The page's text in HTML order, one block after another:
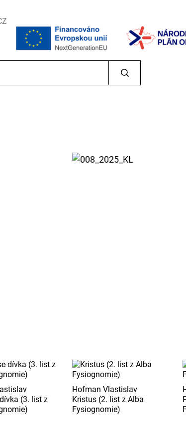
(3. list z
Hofman Vlastislav
Kristus (2. list z Alba
Fysiognomie)